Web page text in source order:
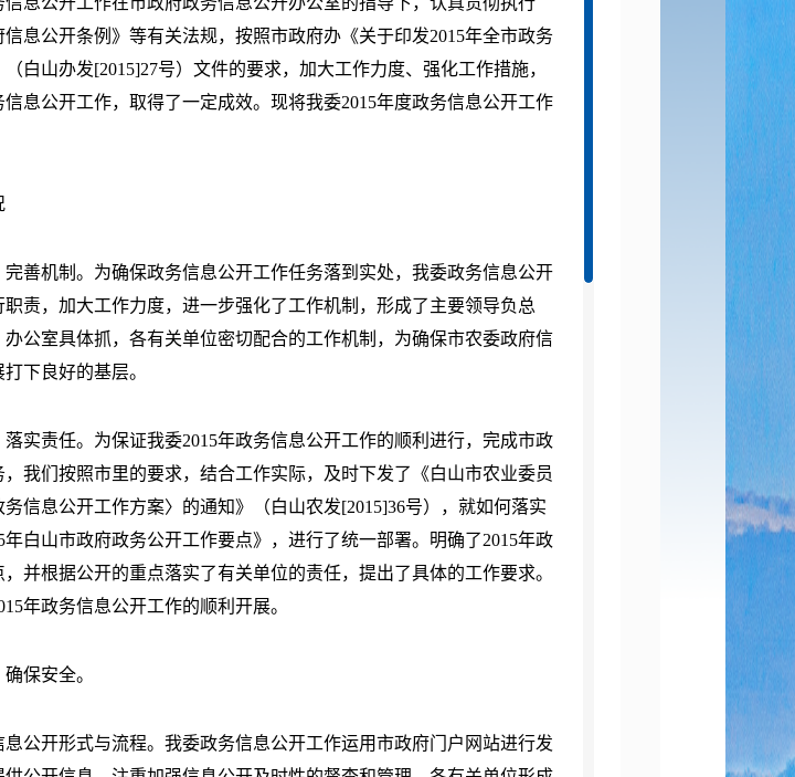
信息公开条例》等有关法规，按照市政府办《关于印发2015年全市政务
白山办发[2015]27号）文件的要求，加大工作力度、强化工作措施，
息公开工作，取得了一定成效。现将我委2015年度政务信息公开工作
机制。为确保政务信息公开工作任务落到实处，我委政务信息公开
责，加大工作力度，进一步强化了工作机制，形成了主要领导负总
公室具体抓，各有关单位密切配合的工作机制，为确保市农委政府信
下良好的基层。
责任。为保证我委2015年政务信息公开工作的顺利进行，完成市政
我们按照市里的要求，结合工作实际，及时下发了《白山市农业委员
务信息公开工作方案〉的通知》（白山农发[2015]36号），就如何落实
年白山市政府政务公开工作要点》，进行了统一部署。明确了2015年政
并根据公开的重点落实了有关单位的责任，提出了具体的工作要求。
年政务信息公开工作的顺利开展。
保安全。
开形式与流程。我委政务信息公开工作运用市政府门户网站进行发